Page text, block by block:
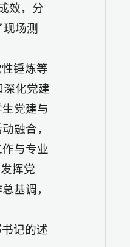
效，分
场测
锤炼等
深化党建
党建与
融合，
与专业
挥党
基调，
记的述